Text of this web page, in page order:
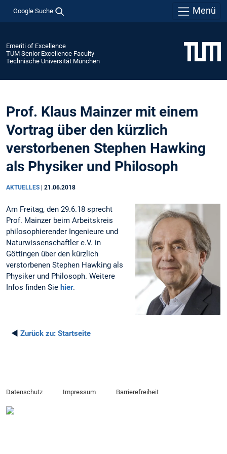
Google Suche Menü
Emeriti of Excellence
TUM Senior Excellence Faculty
Technische Universität München
Prof. Klaus Mainzer mit einem
Vortrag über den kürzlich
verstorbenen Stephen Hawking
als Physiker und Philosoph
AKTUELLES 21.06.2018
Am Freitag, den 29.6.18 sprecht
Prof. Mainzer beim Arbeitskreis
philosophierender Ingenieure und
Naturwissenschaftler e.V. in
Göttingen über den kürzlich
verstorbenen Stephen Hawking als
Physiker und Philosoph. Weitere
Infos finden Sie hier.
◄ Zurück zu: Startseite
Datenschutz Impressum Barrierefreiheit